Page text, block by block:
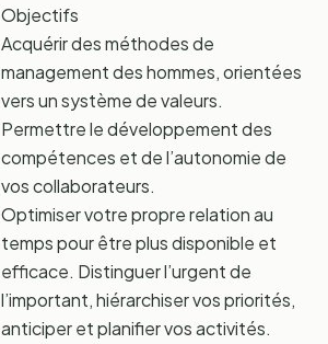
Objectifs
Acquérir des méthodes de
management des hommes, orientées
vers un système de valeurs.
Permettre le développement des
compétences et de l’autonomie de
vos collaborateurs.
Optimiser votre propre relation au
temps pour être plus disponible et
efficace. Distinguer l’urgent de
l’important, hiérarchiser vos priorités,
anticiper et planifier vos activités.